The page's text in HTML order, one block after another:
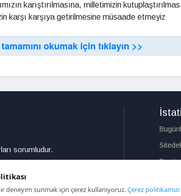
karıştırılmasına, milletimizin
karşı karşıya getirilmesine müsaade etmeyiz
tamamını okumak için tıklayın >>
sorumludur.
deneyim sunmak için çerez kullanıyoruz.Çerez politikamızı